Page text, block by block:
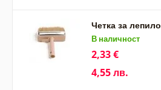
Четка за лепило
В наличност
2,33 €
4,55 лв.